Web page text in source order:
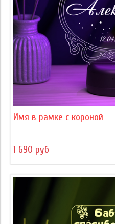
Имя в рамке с короной
1 690 руб